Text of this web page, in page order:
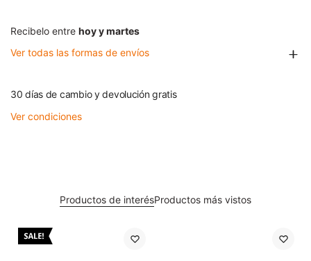
Recibelo entre hoy y martes
Ver todas las formas de envíos
30 días de cambio y devolución gratis
Ver condiciones
Productos de interésProductos más vistos